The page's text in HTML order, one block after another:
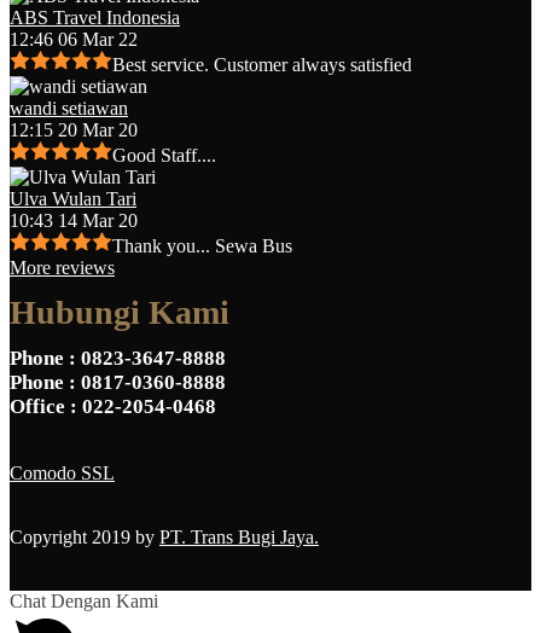
ABS Travel Indonesia
12:46 06 Mar 22
Best service. Customer always satisfied
wandi setiawan
12:15 20 Mar 20
Good Staff....
Ulva Wulan Tari
10:43 14 Mar 20
Thank you... Sewa Bus
More reviews
Hubungi Kami
Phone : 0823-3647-8888
Phone : 0817-0360-8888
Office : 022-2054-0468
Comodo SSL
Copyright 2019 by PT. Trans Bugi Jaya.
Chat Dengan Kami